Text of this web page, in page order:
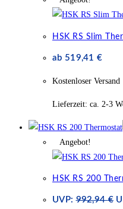
HSK RS Slim
ab 519,41€
Kostenloser Versand
Lieferzeit: ca. 2-3
Angebot!
HSK RS 200
UVP: 992,94€